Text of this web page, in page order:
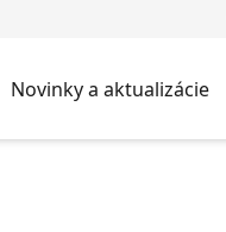
Novinky a aktualizácie